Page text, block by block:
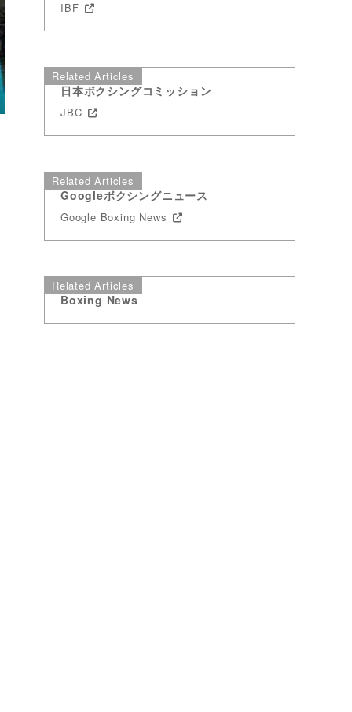
IBF
Related Articles
日本ボクシングコミッション
JBC
Related Articles
Googleボクシングニュース
Google Boxing News
Related Articles
Boxing News